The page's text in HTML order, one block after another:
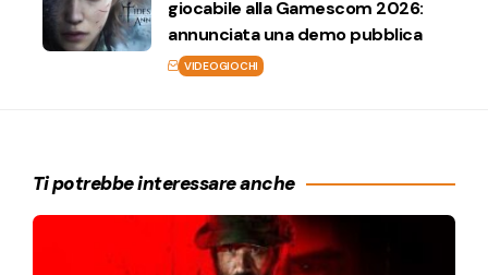
giocabile alla Gamescom 2026:
annunciata una demo pubblica
VIDEOGIOCHI
Ti potrebbe interessare anche